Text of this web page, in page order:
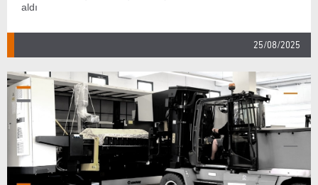
aldı
25/08/2025